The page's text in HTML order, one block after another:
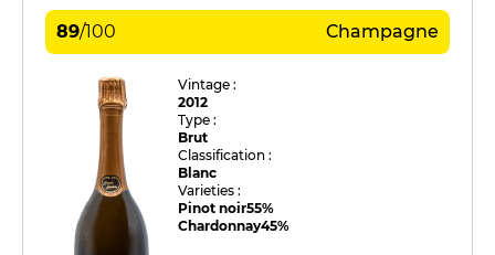
89/100 Champagne
Vintage :
2012
Type :
Brut
Classification :
Blanc
Varieties :
Pinot noir55%
Chardonnay45%